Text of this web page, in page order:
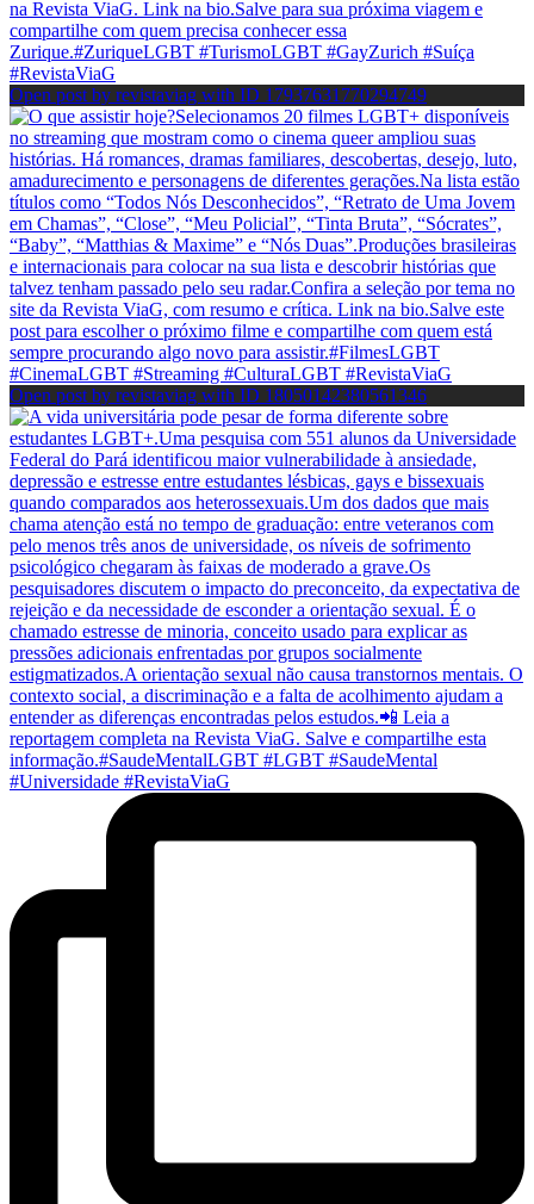
Open post by revistaviag with ID 17937631770294749
Open post by revistaviag with ID 18050142380561346